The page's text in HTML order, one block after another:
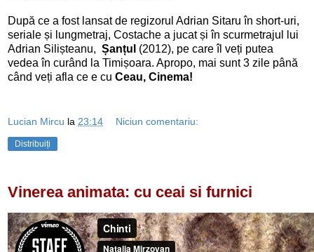
După ce a fost lansat de regizorul Adrian Sitaru în short-uri,
seriale și lungmetraj, Costache a jucat și în scurmetrajul lui
Adrian Silișteanu, Șanțul (2012), pe care îl veți putea
vedea în curând la Timișoara. Apropo, mai sunt 3 zile până
când veți afla ce e cu Ceau, Cinema!
Lucian Mircu la 23:14 Niciun comentariu:
Distribuiți
Vinerea animata: cu ceai si furnici